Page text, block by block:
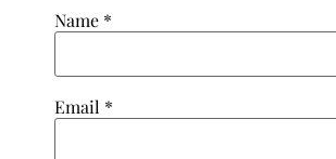
Name *
Email *